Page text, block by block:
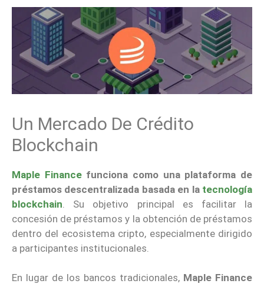
Un Mercado De Crédito
Blockchain
Maple Financefunciona como una plataforma de
préstamos descentralizada basada en la tecnología
blockchain . Su objetivo principal es facilitar la
concesión de préstamos y la obtención de préstamos
dentro del ecosistema cripto, especialmente dirigido
a participantes institucionales.
En lugar de los bancos tradicionales, Maple Finance